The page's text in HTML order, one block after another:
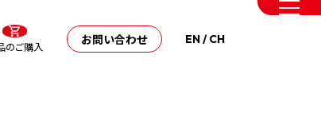
のご購入
お問い合わせ EN/CH